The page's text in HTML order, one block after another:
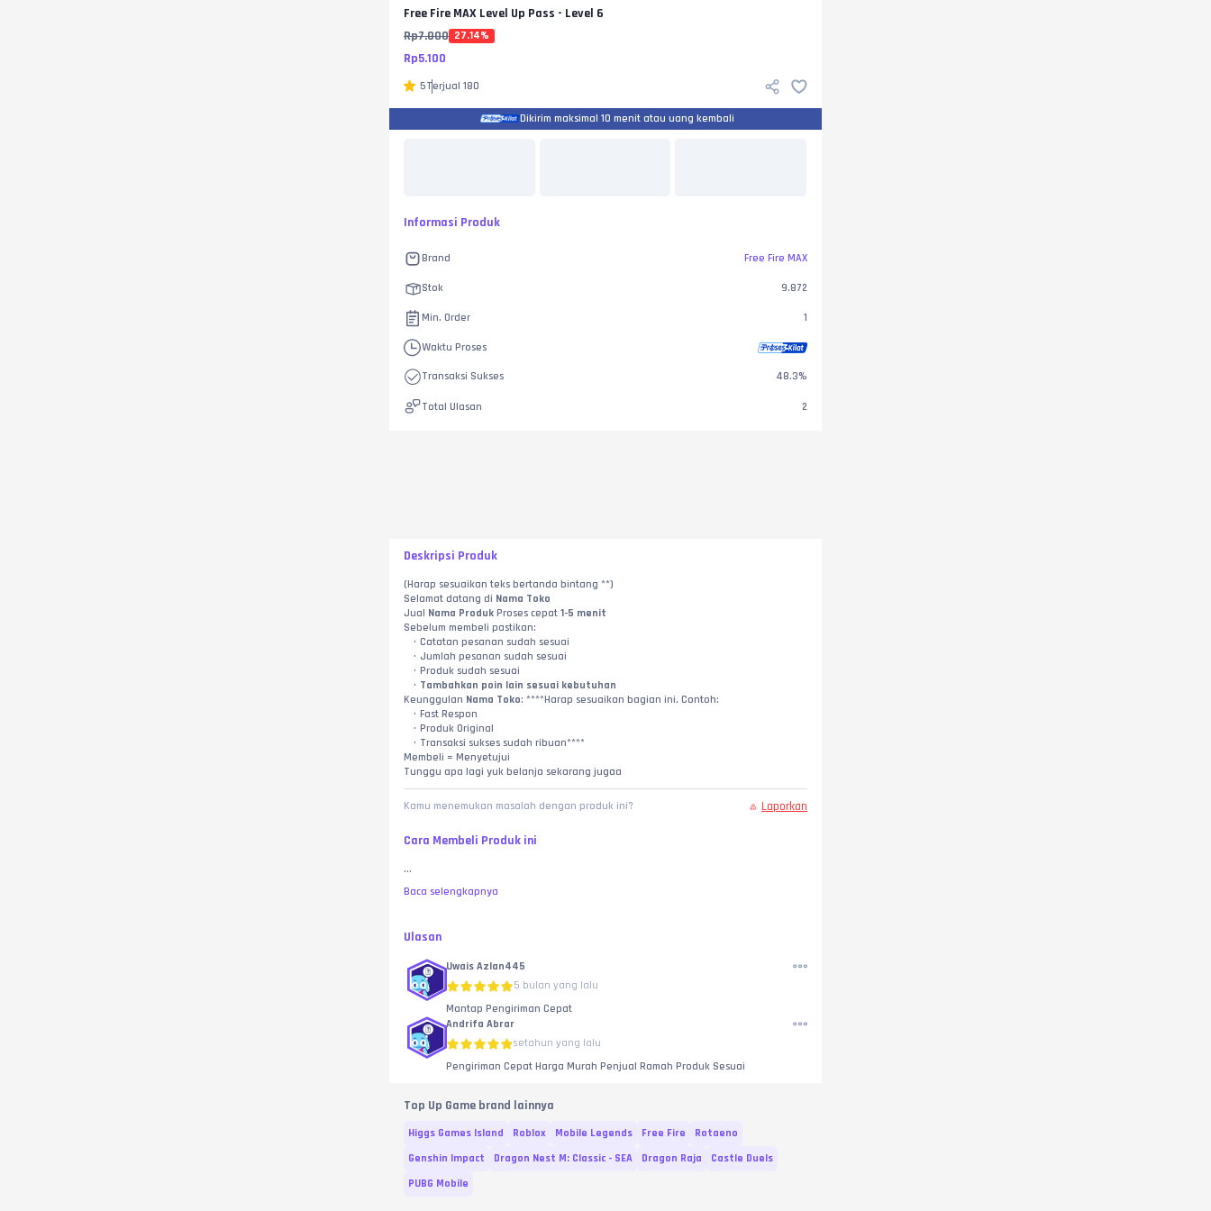
Free Fire MAX Level Up Pass - Level 6
Rp7.000 27.14%
Rp5.100
5Terjual 180
Dikirim maksimal 10 menit atau uang kembali
Informasi Produk
Brand Free Fire MAX
Stok 9.872
Min. Order 1
Waktu Proses
Transaksi Sukses 48.3%
Total Ulasan 2
Deskripsi Produk
(Harap sesuaikan teks bertanda bintang **)
Selamat datang di Nama Toko
Jual Nama Produk Proses cepat 1-5 menit
Sebelum membeli pastikan:
Catatan pesanan sudah sesuai
Jumlah pesanan sudah sesuai
Produk sudah sesuai
Tambahkan poin lain sesuai kebutuhan
Keunggulan Nama Toko: ****Harap sesuaikan bagian ini. Contoh:
Fast Respon
Produk Original
Transaksi sukses sudah ribuan****
Membeli = Menyetujui
Tunggu apa lagi yuk belanja sekarang jugaa
Kamu menemukan masalah dengan produk ini? Laporkan
Cara Membeli Produk ini
...
Baca selengkapnya
Ulasan
Uwais Azlan445
5 bulan yang lalu
Mantap Pengiriman Cepat
Andrifa Abrar
setahun yang lalu
Pengiriman Cepat Harga Murah Penjual Ramah Produk Sesuai
Top Up Game brand lainnya
Higgs Games Island Roblox Mobile Legends Free Fire
Rotaeno
Genshin Impact
Dragon Nest M: Classic - SEA Dragon Raja
Castle Duels
PUBG Mobile